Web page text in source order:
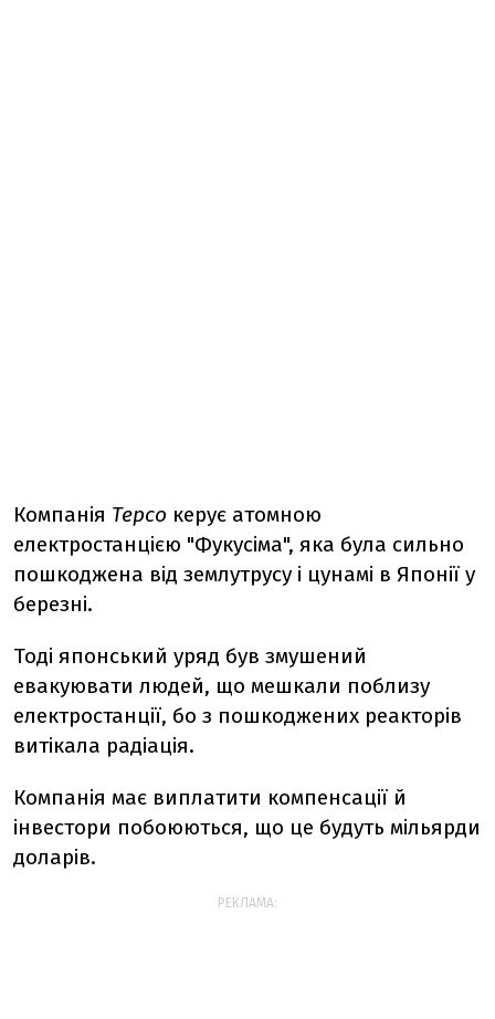
Компанія Теpcо керує атомною
електростанцією "Фукусіма", яка була сильно
пошкоджена від землутрусу і цунамі в Японії у
березні.
Тоді японський уряд був змушений
евакуювати людей, що мешкали поблизу
електростанції, бо з пошкоджених реакторів
витікала радіація.
Компанія має виплатити компенсації й
інвестори побоюються, що це будуть мільярди
доларів.
РЕКЛАМА: